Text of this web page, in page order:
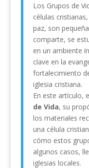
Los Grupos de
células
paz, son
comparte, se
en un ambiente
clave en la
fortalecimiento
iglesia cristiana.
En este artículo,
de Vida, su
los materiales
una célula
cómo estos
algunos casos,
iglesias locales.